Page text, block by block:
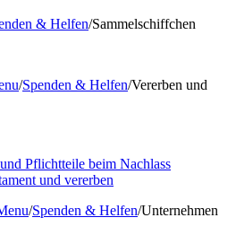
& Helfen/Sammelschiffchen
/Spenden & Helfen/Vererben und
Pflichtteile beim Nachlass
und vererben
/Spenden & Helfen/Unternehmen